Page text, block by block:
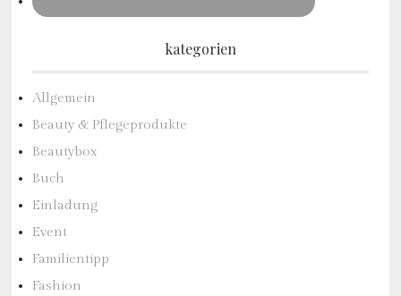
kategorien
Allgemein
Beauty & Pflegeprodukte
Beautybox
Buch
Einladung
Event
Familientipp
Fashion